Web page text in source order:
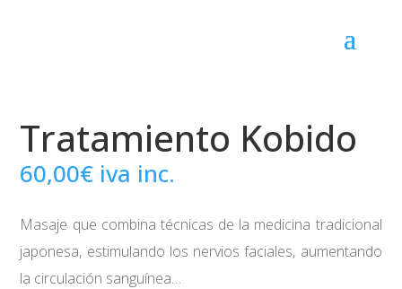
Tratamiento Kobido
60,00€ iva inc.
Masaje que combina técnicas de la medicina tradicional
japonesa, estimulando los nervios faciales, aumentando
la circulación sanguínea…